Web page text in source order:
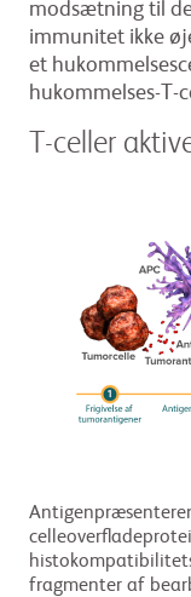
modsætning til
immunitet ikke
et
hukommelses-T-
T-celler
fragmenter af